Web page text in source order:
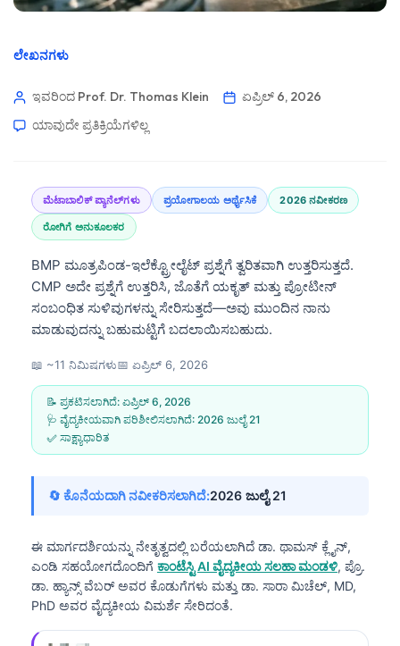
ಲೇಖನಗಳು
ಇವರಿಂದ Prof. Dr. Thomas Klein
ಏಪ್ರಿಲ್ 6, 2026
ಯಾವುದೇ ಪ್ರತಿಕ್ರಿಯೆಗಳಿಲ್ಲ
ಮೆಟಾಬಾಲಿಕ್ ಪ್ಯಾನೆಲ್‌ಗಳು ಪ್ರಯೋಗಾಲಯ ಅರ್ಥೈಸಿಕೆ 2026 ನವೀಕರಣ
ರೋಗಿಗೆ ಅನುಕೂಲಕರ
BMP ಮೂತ್ರಪಿಂಡ-ಇಲೆಕ್ಟ್ರೋಲೈಟ್ ಪ್ರಶ್ನೆಗೆ ತ್ವರಿತವಾಗಿ ಉತ್ತರಿಸುತ್ತದೆ.
CMP ಅದೇ ಪ್ರಶ್ನೆಗೆ ಉತ್ತರಿಸಿ, ಜೊತೆಗೆ ಯಕೃತ್ ಮತ್ತು ಪ್ರೋಟೀನ್
ಸಂಬಂಧಿತ ಸುಳಿವುಗಳನ್ನು ಸೇರಿಸುತ್ತದೆ—ಅವು ಮುಂದಿನ ನಾನು
ಮಾಡುವುದನ್ನು ಬಹುಮಟ್ಟಿಗೆ ಬದಲಾಯಿಸಬಹುದು.
📖 ~11 ನಿಮಿಷಗಳು📅 ಏಪ್ರಿಲ್ 6, 2026
📝 ಪ್ರಕಟಿಸಲಾಗಿದೆ: ಏಪ್ರಿಲ್ 6, 2026
🩺 ವೈದ್ಯಕೀಯವಾಗಿ ಪರಿಶೀಲಿಸಲಾಗಿದೆ: 2026 ಜುಲೈ 21
✅ ಸಾಕ್ಷ್ಯಾಧಾರಿತ
🔄 ಕೊನೆಯದಾಗಿ ನವೀಕರಿಸಲಾಗಿದೆ:2026 ಜುಲೈ 21
ಈ ಮಾರ್ಗದರ್ಶಿಯನ್ನು ನೇತೃತ್ವದಲ್ಲಿ ಬರೆಯಲಾಗಿದೆ ಡಾ. ಥಾಮಸ್ ಕ್ಲೈನ್,
ಎಂಡಿ ಸಹಯೋಗದೊಂದಿಗೆ ಕಾಂಟೆಸ್ಟಿ AI ವೈದ್ಯಕೀಯ ಸಲಹಾ ಮಂಡಳಿ, ಪ್ರೊ.
ಡಾ. ಹ್ಯಾನ್ಸ್ ವೆಬರ್ ಅವರ ಕೊಡುಗೆಗಳು ಮತ್ತು ಡಾ. ಸಾರಾ ಮಿಚೆಲ್, MD,
PhD ಅವರ ವೈದ್ಯಕೀಯ ವಿಮರ್ಶೆ ಸೇರಿದಂತೆ.